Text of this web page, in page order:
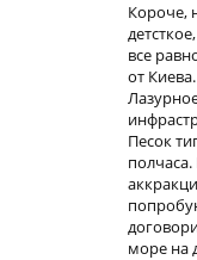
Короче,
все
от
Песок
море на